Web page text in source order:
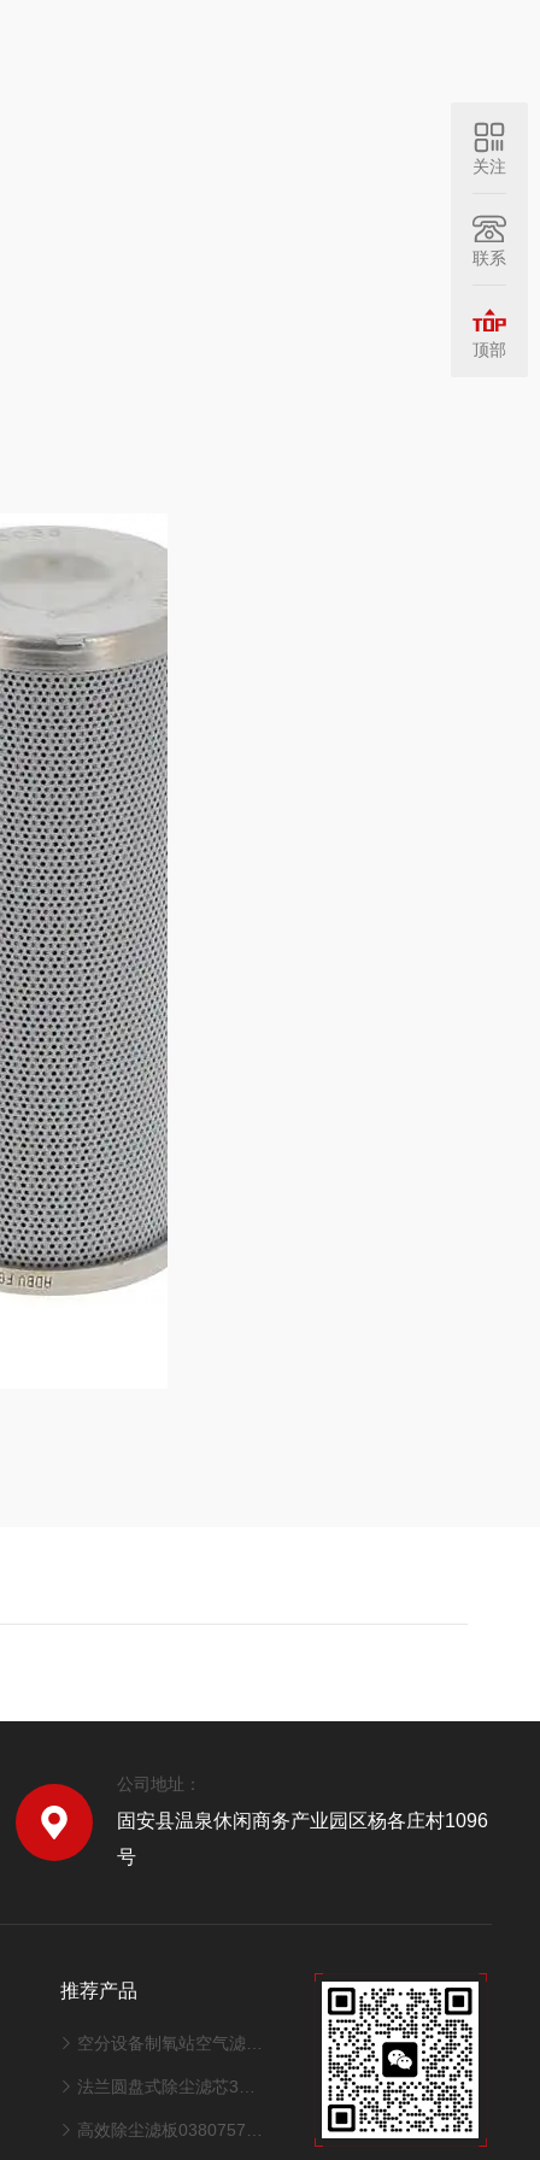
公司地址：
固安县温泉休闲商务产业园区杨各庄村1096
号
推荐产品
空分设备制氧站空气滤筒320*1000mm
法兰圆盘式除尘滤芯325*900mm型号
高效除尘滤板0380757适配激光切割机性能
关注
联系
顶部